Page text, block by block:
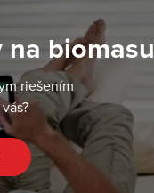
na biomasu
riešením